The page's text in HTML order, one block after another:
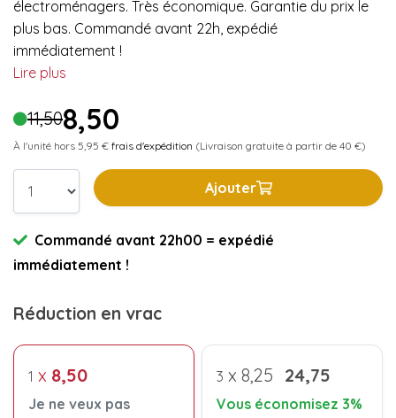
électroménagers. Très économique. Garantie du prix le
plus bas. Commandé avant 22h, expédié
immédiatement !
Lire plus
11,508,50
À l'unité hors 5,95 € frais d'expédition (Livraison gratuite à partir de 40 €)
Ajouter
Commandé avant 22h00 = expédié
immédiatement !
Réduction en vrac
1 x 8,50
Je ne veux pas
3 x 8,25 24,75
Vous économisez 3%